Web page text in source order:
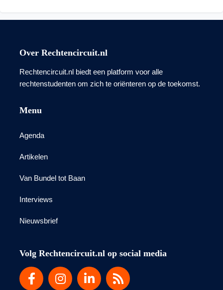
Over Rechtencircuit.nl
Rechtencircuit.nl biedt een platform voor alle
rechtenstudenten om zich te oriënteren op de toekomst.
Menu
Agenda
Artikelen
Van Bundel tot Baan
Interviews
Nieuwsbrief
Volg Rechtencircuit.nl op social media